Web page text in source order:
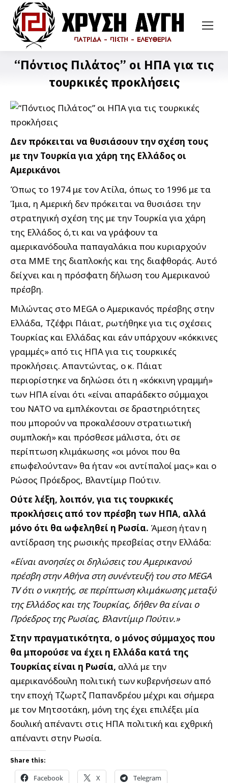
“Πόντιος Πιλάτος” οι ΗΠΑ για τις
τουρκικές προκλήσεις
Δεν πρόκειται να θυσιάσουν την σχέση τους
με την Τουρκία για χάρη της Ελλάδος οι
Αμερικάνοι
Όπως το 1974 με τον Ατίλα, όπως το 1996 με τα
Ίμια, η Αμερική δεν πρόκειται να θυσιάσει την
στρατηγική σχέση της με την Τουρκία για χάρη
της Ελλάδος ό,τι και να γράφουν τα
αμερικανόδουλα παπαγαλάκια που κυριαρχούν
στα ΜΜΕ της διαπλοκής και της διαφθοράς. Αυτό
δείχνει και η πρόσφατη δήλωση του Αμερικανού
πρέσβη.
Μιλώντας στο MEGA ο Αμερικανός πρέσβης στην
Ελλάδα, Τζέφρι Πάιατ, ρωτήθηκε για τις σχέσεις
Τουρκίας και Ελλάδας και εάν υπάρχουν «κόκκινες
γραμμές» από τις ΗΠΑ για τις τουρκικές
προκλήσεις. Απαντώντας, ο κ. Πάιατ
περιορίστηκε να δηλώσει ότι η «κόκκινη γραμμή»
των ΗΠΑ είναι ότι «είναι απαράδεκτο σύμμαχοι
του ΝΑΤΟ να εμπλέκονται σε δραστηριότητες
που μπορούν να προκαλέσουν στρατιωτική
συμπλοκή» και πρόσθεσε μάλιστα, ότι σε
περίπτωση κλιμάκωσης «οι μόνοι που θα
επωφελούνταν» θα ήταν «οι αντίπαλοί μας» και ο
Ρώσος Πρόεδρος, Βλαντίμιρ Πούτιν.
Ούτε λέξη, λοιπόν, για τις τουρκικές
προκλήσεις από τον πρέσβη των ΗΠΑ, αλλά
μόνο ότι θα ωφεληθεί η Ρωσία. Άμεση ήταν η
αντίδραση της ρωσικής πρεσβείας στην Ελλάδα:
«Είναι ανοησίες οι δηλώσεις του Αμερικανού
πρέσβη στην Αθήνα στη συνέντευξή του στο MEGA
TV ότι ο νικητής, σε περίπτωση κλιμάκωσης μεταξύ
της Ελλάδος και της Τουρκίας, δήθεν θα είναι ο
Πρόεδρος της Ρωσίας, Βλαντίμιρ Πούτιν.»
Στην πραγματικότητα, ο μόνος σύμμαχος που
θα μπορούσε να έχει η Ελλάδα κατά της
Τουρκίας είναι η Ρωσία, αλλά με την
αμερικανόδουλη πολιτική των κυβερνήσεων από
την εποχή Τζωρτζ Παπανδρέου μέχρι και σήμερα
με τον Μητσοτάκη, μόνη της έχει επιλέξει μία
δουλική απέναντι στις ΗΠΑ πολιτική και εχθρική
απέναντι στην Ρωσία.
Share this:
Facebook X Telegram